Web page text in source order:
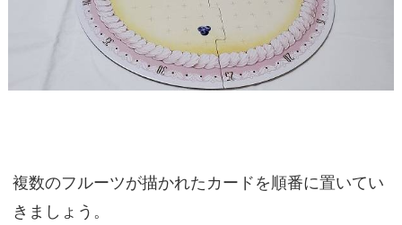
複数のフルーツが描かれたカードを順番に置いてい
きましょう。